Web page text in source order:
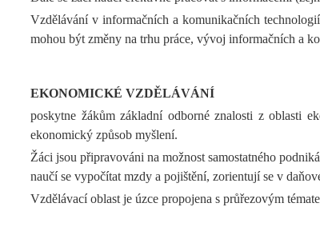
Vzdělávání v informačních a komunikačních
mohou být změny na trhu práce, vývoj informačních a
EKONOMICKÉ VZDĚLÁVÁNÍ
poskytne žákům základní odborné znalosti z oblasti
ekonomický způsob myšlení.
Žáci jsou připravováni na možnost samostatného
naučí se vypočítat mzdy a pojištění, zorientují se v
Vzdělávací oblast je úzce propojena s průřezovým